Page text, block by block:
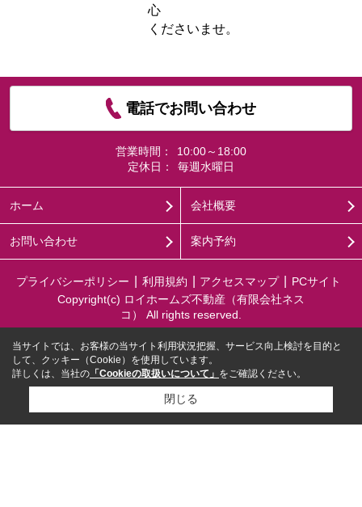
心
くださいませ。
電話でお問い合わせ
営業時間：
10:00～18:00
定休日：
毎週水曜日
ホーム 会社概要
お問い合わせ 案内予約
プライバシーポリシー 利用規約 アクセスマップ
PCサイト
Copyright(c) ロイホームズ不動産（有限会社ネス
コ） All rights reserved.
当サイトでは、お客様の当サイト利用状況把握、サービス向上検討を目的と
して、クッキー（Cookie）を使用しています。
詳しくは、当社の 「Cookieの取扱いについて」 をご確認ください。
閉じる